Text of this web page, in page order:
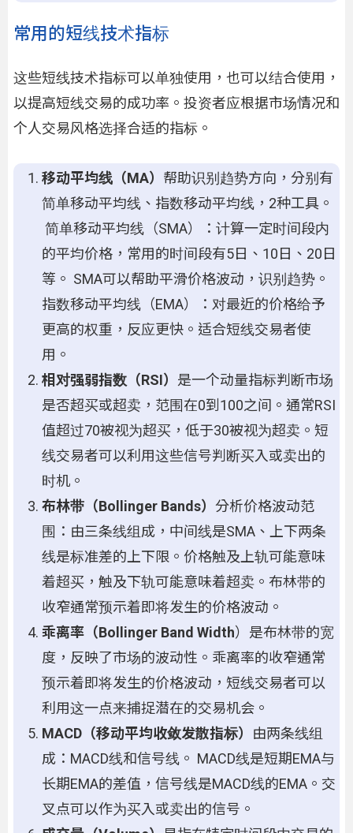
常用的短线技术指标
这些短线技术指标可以单独使用，也可以结合使用，
以提高短线交易的成功率。投资者应根据市场情况和
个人交易风格选择合适的指标。
移动平均线（MA） 帮助识别趋势方向，分别有
简单移动平均线、指数移动平均线，2种工具。
简单移动平均线（SMA）：计算一定时间段内
的平均价格，常用的时间段有5日、10日、20日
等。 SMA可以帮助平滑价格波动，识别趋势。
指数移动平均线（EMA）：对最近的价格给予
更高的权重，反应更快。适合短线交易者使
用。
相对强弱指数（RSI） 是一个动量指标判断市场
是否超买或超卖，范围在0到100之间。通常RSI
值超过70被视为超买，低于30被视为超卖。短
线交易者可以利用这些信号判断买入或卖出的
时机。
布林带（Bollinger Bands） 分析价格波动范
围：由三条线组成，中间线是SMA、上下两条
线是标准差的上下限。价格触及上轨可能意味
着超买，触及下轨可能意味着超卖。布林带的
收窄通常预示着即将发生的价格波动。
乖离率（Bollinger Band Width）是布林带的宽
度，反映了市场的波动性。乖离率的收窄通常
预示着即将发生的价格波动，短线交易者可以
利用这一点来捕捉潜在的交易机会。
MACD（移动平均收敛发散指标）
由两条线组
成：MACD线和信号线。 MACD线是短期EMA与
长期EMA的差值，信号线是MACD线的EMA。交
叉点可以作为买入或卖出的信号。